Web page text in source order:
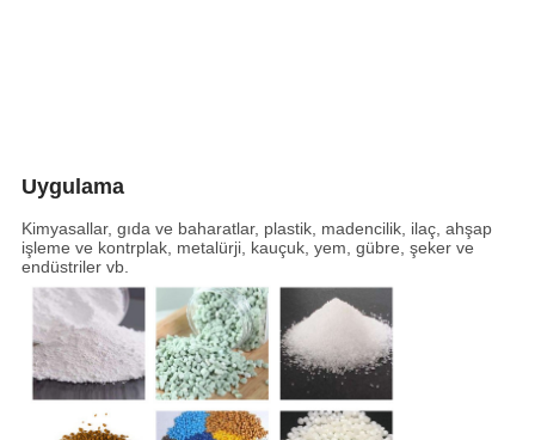
Uygulama
Kimyasallar, gıda ve baharatlar, plastik, madencilik, ilaç, ahşap
işleme ve kontrplak, metalürji, kauçuk, yem, gübre, şeker ve
endüstriler vb.